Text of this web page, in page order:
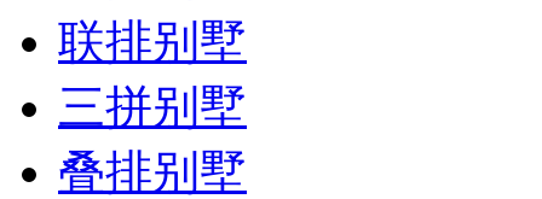
联排别墅
三拼别墅
叠排别墅